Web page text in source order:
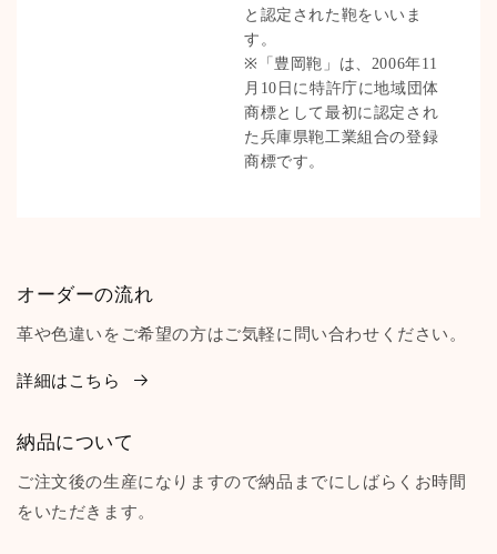
と認定された鞄をいいま
す。
※「豊岡鞄」は、2006年11
月10日に特許庁に地域団体
商標として最初に認定され
た兵庫県鞄工業組合の登録
商標です。
オーダーの流れ
革や色違いをご希望の方はご気軽に問い合わせください。
詳細はこちら
納品について
ご注文後の生産になりますので納品までにしばらくお時間
をいただきます。